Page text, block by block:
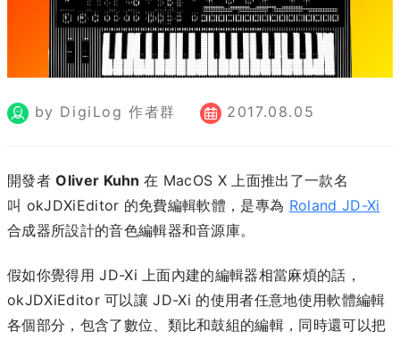
by DigiLog 作者群 2017.08.05
開發者Oliver Kuhn在 MacOS X 上面推出了一款名
叫 okJDXiEditor 的免費編輯軟體，是專為 Roland JD-Xi
合成器所設計的音色編輯器和音源庫。
假如你覺得用 JD-Xi 上面內建的編輯器相當麻煩的話，
okJDXiEditor 可以讓 JD-Xi 的使用者任意地使用軟體編輯
各個部分，包含了數位、類比和鼓組的編輯，同時還可以把